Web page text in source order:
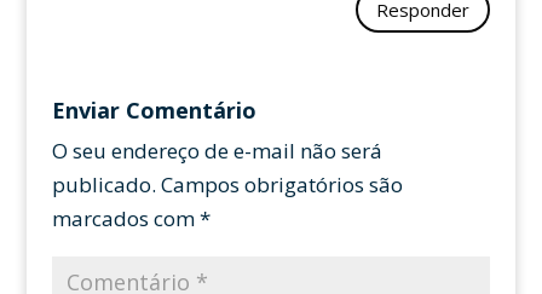
Responder
Enviar Comentário
O seu endereço de e-mail não será
publicado. Campos obrigatórios são
marcados com*